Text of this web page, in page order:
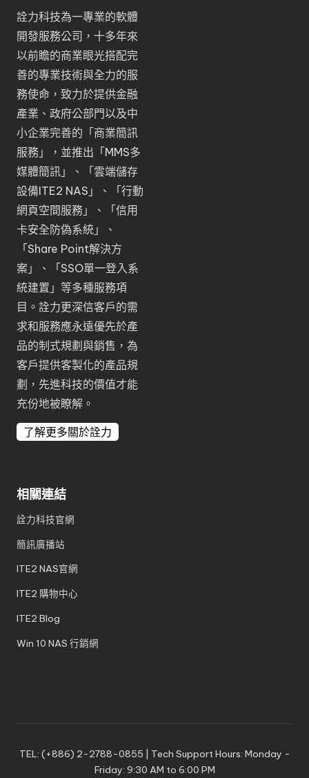
詮力科技為一專業的軟體
開發服務公司，十多年來
以前瞻的商業眼光搭配完
善的專業技術與全力的服
務使命，致力於提供金融
產業、政府公部門以及中
小企業完善的「 商業簡訊
服務 」，並推出「 MMS多
媒體簡訊 」、「 雲端儲存
設備ITE2 NAS 」、「 行動
網頁空間服務 」、「 信用
卡安全防偽系統 」、
「 Share Point解決方
案 」、「 SSO單一登入系
統建置 」等多種服務項
目。詮力更深信客戶的需
求和服務應永遠優先於產
品的制式規劃與銷售，為
客戶提供客製化的產品規
劃，先進科技的價值才能
充份地被瞭解。
了解更多關於詮力
相關連結
詮力科技官網
簡訊廣播站
ITE2 NAS官網
ITE2 購物中心
ITE2 Blog
Win 10 NAS 行銷網
TEL: (+886) 2-2788-0855 | Tech Support Hours: Monday -
Friday: 9:30 AM to 6:00 PM